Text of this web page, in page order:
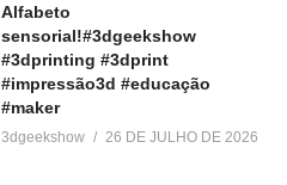
Alfabeto
sensorial!#3dgeekshow
#3dprinting #3dprint
#impressão3d #educação
#maker
3dgeekshow 26 DE JULHO DE 2026